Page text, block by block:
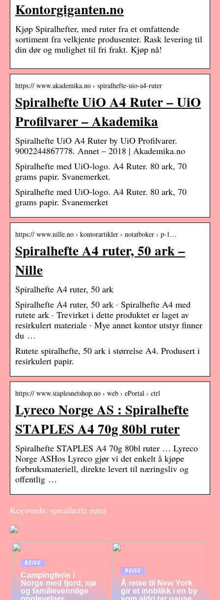
Kontorgiganten.no
Kjøp Spiralhefter, med ruter fra et omfattende
sortiment fra velkjente produsenter. Rask levering til
din dør og mulighet til fri frakt. Kjøp nå!
https:// www.akademika.no › spiralhefte-uio-a4-ruter
Spiralhefte UiO A4 Ruter – UiO
Profilvarer – Akademika
Spiralhefte UiO A4 Ruter by UiO Profilvarer.
9002244867778. Annet – 2018 | Akademika.no
Spiralhefte med UiO-logo. A4 Ruter. 80 ark, 70
grams papir. Svanemerket.
Spiralhefte med UiO-logo. A4 Ruter. 80 ark, 70
grams papir. Svanemerket
https:// www.nille.no › kontorartikler › notatboker › p-1…
Spiralhefte A4 ruter, 50 ark –
Nille
Spiralhefte A4 ruter, 50 ark
Spiralhefte A4 ruter, 50 ark · Spiralhefte A4 med
rutete ark · Trevirket i dette produktet er laget av
resirkulert materiale · Mye annet kontor utstyr finner
du …
Rutete spiralhefte, 50 ark i størrelse A4. Produsert i
resirkulert papir.
https:// www.staplesnetshop.no › web › ePortal › ctrl
Lyreco Norge AS : Spiralhefte
STAPLES A4 70g 80bl ruter
Spiralhefte STAPLES A4 70g 80bl ruter … Lyreco
Norge ASHos Lyreco gjør vi det enkelt å kjøpe
forbruksmateriell, direkte levert til næringsliv og
offentlig …
Keywords: spiralhefte ruter
REISE
Campingferie i
Norge med fjord, sjø
og familievennlige
REISE
Å reise til New York
gir et innblikk i en by